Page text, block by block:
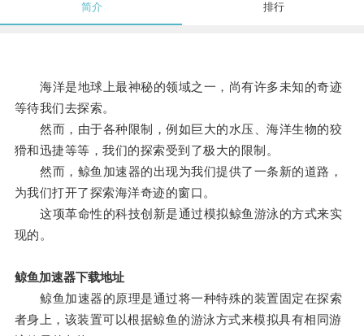
简介 排行
海洋是地球上最神秘的领域之一，尚有许多未知的奇迹
等待我们去探索。
然而，由于各种限制，例如巨大的水压、海洋生物的狡
猾和迅捷等等，我们的探索受到了极大的限制。
然而，鲸鱼加速器的出现为我们提供了一条新的道路，
为我们打开了探索海洋奇迹的窗口。
这项革命性的科技创新是通过模拟鲸鱼游泳的方式来实
现的。
鲸鱼加速器下载地址
鲸鱼加速器的原理是通过将一种特殊的装置固定在探索
者身上，该装置可以根据鲸鱼的游泳方式来模拟具有相同游